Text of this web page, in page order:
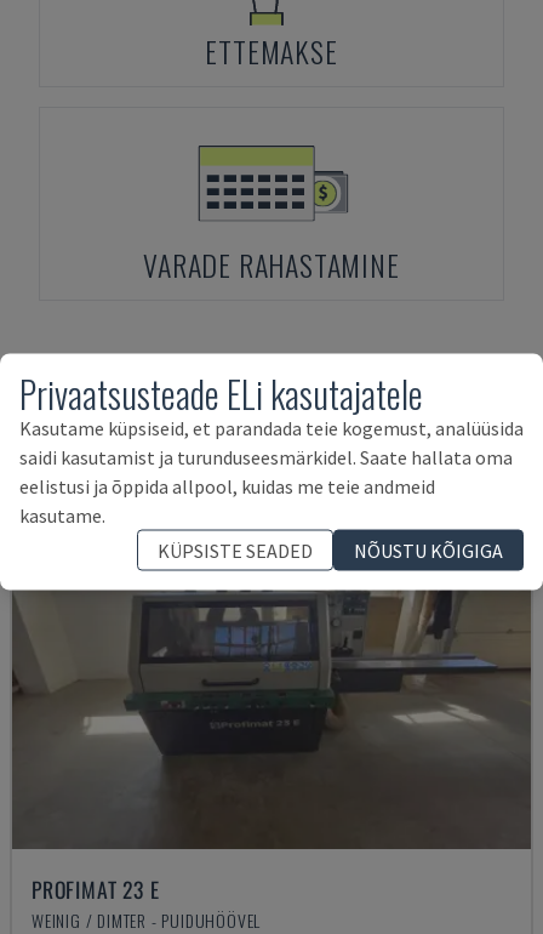
ETTEMAKSE
VARADE RAHASTAMINE
Seotud tootedFORMAT4EXACT 63
PROFIMAT 23 E
WEINIG / DIMTER - PUIDUHÖÖVEL
Privaatsusteade ELi kasutajatele
Kasutame küpsiseid, et parandada teie kogemust, analüüsida
saidi kasutamist ja turunduseesmärkidel. Saate hallata oma
eelistusi ja õppida allpool, kuidas me teie andmeid
kasutame.
KÜPSISTE SEADED
NÕUSTU KÕIGIGA